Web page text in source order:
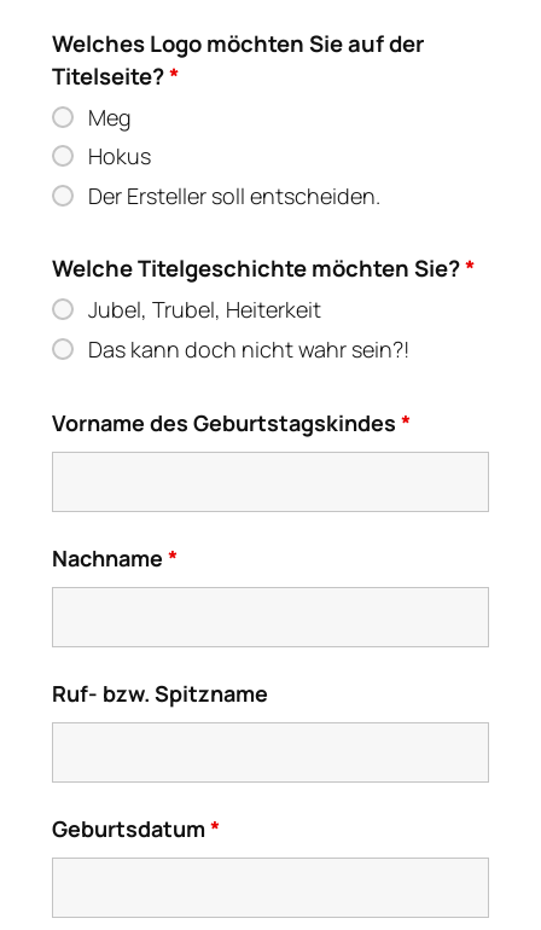
Welches Logo möchten Sie auf der
Titelseite?*
Meg
Hokus
Der Ersteller soll entscheiden.
Welche Titelgeschichte möchten Sie?*
Jubel, Trubel, Heiterkeit
Das kann doch nicht wahr sein?!
Vorname des Geburtstagskindes *
Nachname *
Ruf- bzw. Spitzname
Geburtsdatum*